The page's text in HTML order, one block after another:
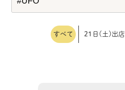
すべて 21日(土)出店